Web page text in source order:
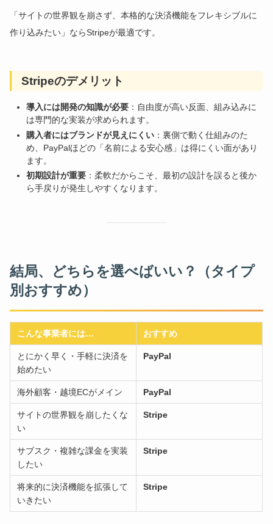
「サイトの世界観を崩さず、本格的な決済機能をフレキシブルに
作り込みたい」ならStripeが最適です。
Stripeのデメリット
導入には開発の知識が必要 ：自由度が高い反面、組み込みに
は専門的な実装が求められます。
購入者にはブランドが見えにくい ：裏側で動く仕組みのた
め、PayPalほどの「名前による安心感」は得にくい面があり
ます。
初期設計が重要 ：柔軟だからこそ、最初の設計を誤ると後か
ら手戻りが発生しやすくなります。
結局、どちらを選べばいい？（タイプ
別おすすめ）
こんな事業者には… おすすめ
とにかく早く・手軽に決済を
始めたい
PayPal
海外顧客・越境ECがメイン PayPal
サイトの世界観を崩したくな
い
Stripe
サブスク・複雑な課金を実装
したい
Stripe
将来的に決済機能を拡張して
いきたい
Stripe